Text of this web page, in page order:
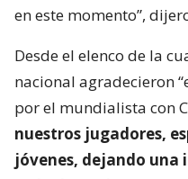
en este momento”,
Desde el elenco de la
nacional agradecieron
por el mundialista con
nuestros jugadores,
jóvenes, dejando